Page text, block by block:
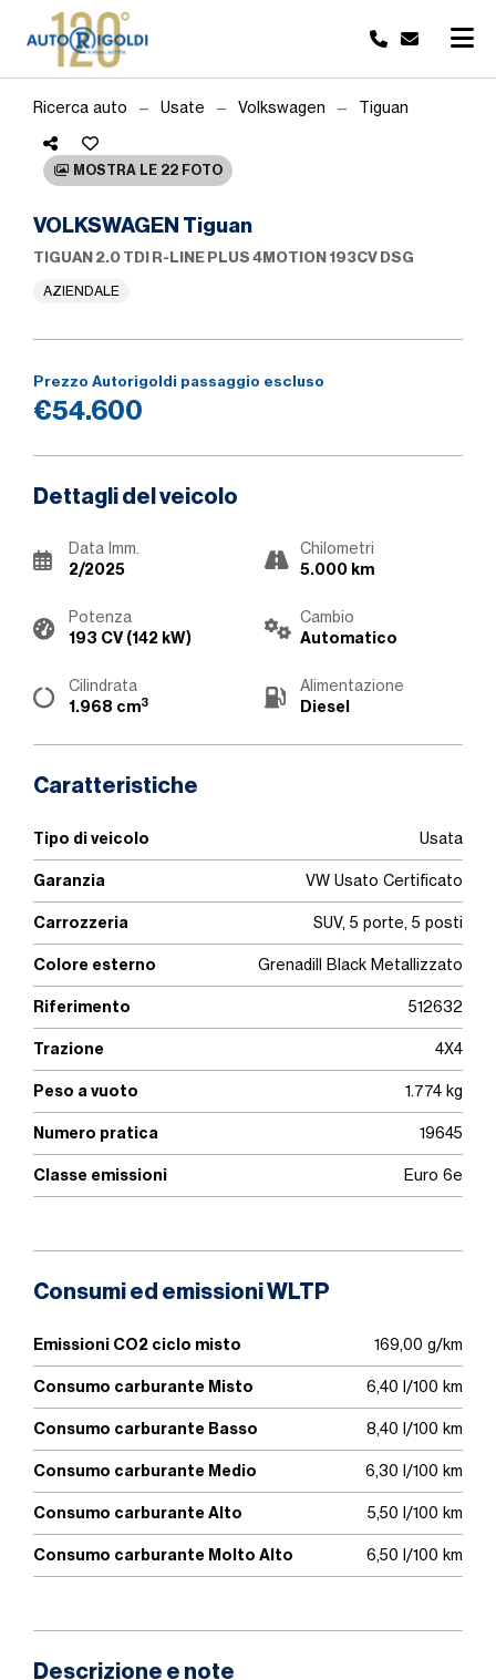
Ricerca auto Usate Volkswagen Tiguan
MOSTRA LE 22 FOTO
VOLKSWAGEN Tiguan
TIGUAN 2.0 TDI R-LINE PLUS 4MOTION 193CV DSG
AZIENDALE
Prezzo Autorigoldi passaggio escluso
€54.600
Dettagli del veicolo
Data Imm.
2/2025
Chilometri
5.000 km
Potenza
193 CV (142 kW)
Cambio
Automatico
Cilindrata
1.968 cm3
Alimentazione
Diesel
Caratteristiche
Tipo di veicolo Usata
Garanzia VW Usato Certificato
Carrozzeria SUV, 5 porte, 5 posti
Colore esterno Grenadill Black Metallizzato
Riferimento 512632
Trazione 4X4
Peso a vuoto 1.774 kg
Numero pratica 19645
Classe emissioni Euro 6e
Consumi ed emissioni WLTP
Emissioni CO2 ciclo misto 169,00 g/km
Consumo carburante Misto 6,40 l/100 km
Consumo carburante Basso 8,40 l/100 km
Consumo carburante Medio 6,30 l/100 km
Consumo carburante Alto 5,50 l/100 km
Consumo carburante Molto Alto 6,50 l/100 km
Descrizione e note